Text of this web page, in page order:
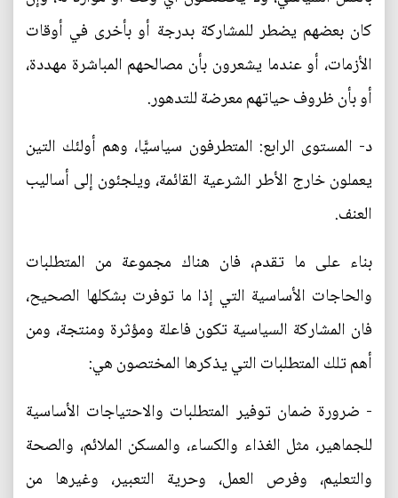
كان بعضهم يضطر للمشاركة بدرجة أو بأخرى في أوقات
الأزمات، أو عندما يشعرون بأن مصالحهم المباشرة مهددة،
أو بأن ظروف حياتهم معرضة للتدهور.
د- المستوى الرابع: المتطرفون سياسيًّا، وهم أولئك التين
يعملون خارج الأطر الشرعية القائمة، ويلجئون إلى أساليب
العنف.
بناء على ما تقدم، فان هناك مجموعة من المتطلبات
والحاجات الأساسية التي إذا ما توفرت بشكلها الصحيح،
فان المشاركة السياسية تكون فاعلة ومؤثرة ومنتجة، ومن
أهم تلك المتطلبات التي يذكرها المختصون هي:
- ضرورة ضمان توفير المتطلبات والاحتياجات الأساسية
للجماهير، مثل الغذاء والكساء، والمسكن الملائم، والصحة
والتعليم، وفرص العمل، وحرية التعبير، وغيرها من